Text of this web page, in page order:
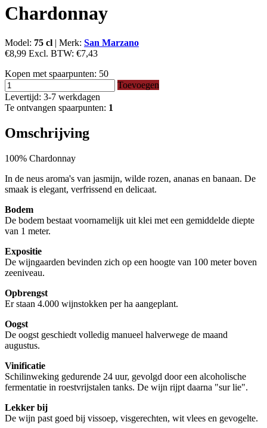
Chardonnay
Model: 75 cl | Merk: San Marzano
€8,99 Excl. BTW: €7,43
Kopen met spaarpunten: 50
Toevoegen
Levertijd: 3-7 werkdagen
Te ontvangen spaarpunten: 1
Omschrijving
100% Chardonnay
In de neus aroma's van jasmijn, wilde rozen, ananas en banaan. De
smaak is elegant, verfrissend en delicaat.
Bodem
De bodem bestaat voornamelijk uit klei met een gemiddelde diepte
van 1 meter.
Expositie
De wijngaarden bevinden zich op een hoogte van 100 meter boven
zeeniveau.
Opbrengst
Er staan 4.000 wijnstokken per ha aangeplant.
Oogst
De oogst geschiedt volledig manueel halverwege de maand
augustus.
Vinificatie
Schilinweking gedurende 24 uur, gevolgd door een alcoholische
fermentatie in roestvrijstalen tanks. De wijn rijpt daarna "sur lie".
Lekker bij
De wijn past goed bij vissoep, visgerechten, wit vlees en gevogelte.